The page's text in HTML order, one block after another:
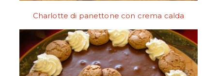
Charlotte di panettone con crema calda